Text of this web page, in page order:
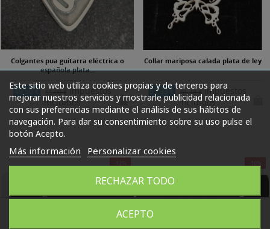
WhatsApp 664072911
Colgantes pua guitarra eléctrica o
española plata...
49,50 € 55,00 € Impuestos
incluidos
Collar mariposa calada plata de ley
55,33 € 61,48 €Impuestos
incluidos
Este sitio web utiliza cookies propias y de terceros para
mejorar nuestros servicios y mostrarle publicidad relacionada
con sus preferencias mediante el análisis de sus hábitos de
navegación. Para dar su consentimiento sobre su uso pulse el
botón Acepto.
Más información Personalizar cookies
RECHAZAR TODO
ACEPTO